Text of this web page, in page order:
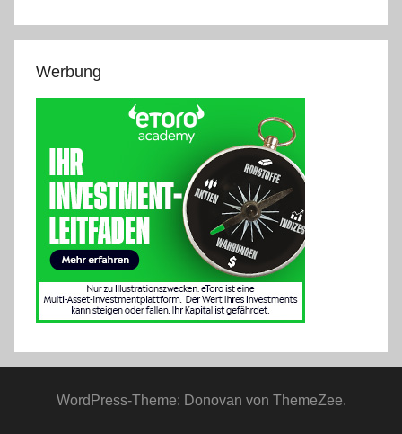
Werbung
WordPress-Theme: Donovan von ThemeZee.